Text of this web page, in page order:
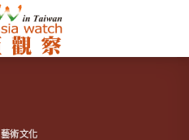
藝術文化